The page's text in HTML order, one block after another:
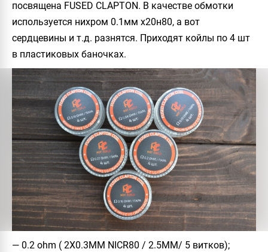
посвящена FUSED CLAPTON. В качестве обмотки
используется нихром 0.1мм х20н80, а вот
сердцевины и т.д. разнятся. Приходят койлы по 4 шт
в пластиковых баночках.
— 0.2 ohm ( 2Х0.3ММ NICR80 / 2.5ММ/ 5 витков);